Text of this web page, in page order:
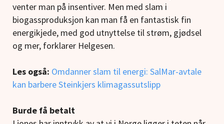
venter man på insentiver. Men med slam i
biogassproduksjon kan man få en fantastisk fin
energikjede, med god utnyttelse til strøm, gjødsel
og mer, forklarer Helgesen.
Les også: Omdanner slam til energi: SalMar-avtale
kan barbere Steinkjers klimagassutslipp
Burde få betalt